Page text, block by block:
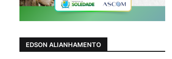
EDSON ALIANHAMENTO